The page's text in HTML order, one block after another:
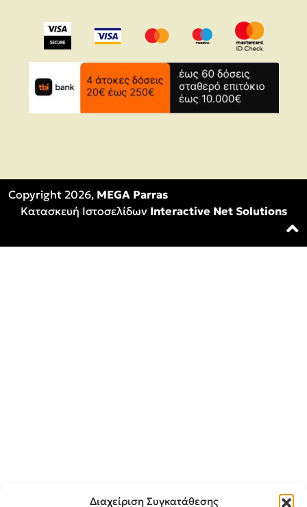
Διαχείριση Συγκατάθεσης
Copyright 2026, MEGA Parras
Κατασκευή Ιστοσελίδων Interactive Net Solutions